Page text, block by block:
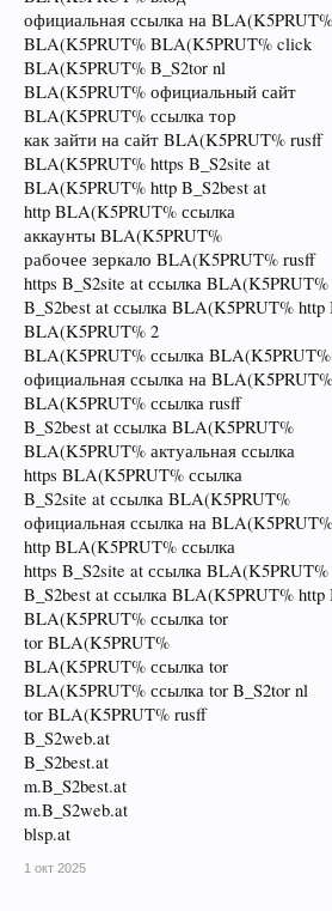
официальная ссылка на
BLA(K5PRUT% BLA(K5PRUT% click
BLA(K5PRUT% B_S2tor nl
BLA(K5PRUT% официальный сайт
BLA(K5PRUT% ссылка тор
как зайти на сайт BLA(K5PRUT% rusff
BLA(K5PRUT% https B_S2site at
BLA(K5PRUT% http B_S2best at
http BLA(K5PRUT% ссылка
аккаунты BLA(K5PRUT%
рабочее зеркало BLA(K5PRUT% rusff
https B_S2site at ссылка BLA(K5PRUT%
B_S2best at ссылка BLA(K5PRUT% http
BLA(K5PRUT% 2
BLA(K5PRUT% ссылка
официальная ссылка на BLA(K5PRUT%
BLA(K5PRUT% ссылка rusff
B_S2best at ссылка BLA(K5PRUT%
BLA(K5PRUT% актуальная ссылка
https BLA(K5PRUT% ссылка
B_S2site at ссылка BLA(K5PRUT%
официальная ссылка на
http BLA(K5PRUT% ссылка
https B_S2site at ссылка BLA(K5PRUT%
B_S2best at ссылка BLA(K5PRUT% http
BLA(K5PRUT% ссылка tor
tor BLA(K5PRUT%
BLA(K5PRUT% ссылка tor
BLA(K5PRUT% ссылка tor B_S2tor nl
tor BLA(K5PRUT% rusff
B_S2web.at
B_S2best.at
m.B_S2best.at
m.B_S2web.at
blsp.at
1 окт 2025